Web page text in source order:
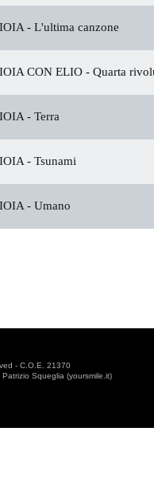
- L'ultima canzone
CON ELIO - Quarta
- Terra
- Tsunami
- Umano
- C.O.E. 21370
Squeglia (yoursmile.it)